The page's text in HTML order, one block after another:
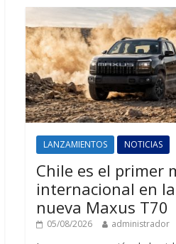
LANZAMIENTOS NOTICIAS
Chile es el primer
internacional en
nueva Maxus T70
05/08/2026 administrador